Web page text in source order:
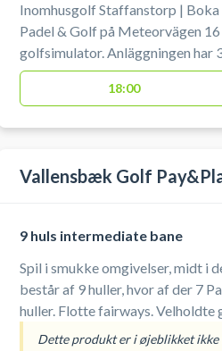
Inomhusgolf Staffanstorp |
Padel & Golf på Meteorvägen
golfsimulator. Anläggningen har
gratis parkering.
18:00
Vallensbæk Golf
9 huls intermediate bane
Spil i smukke omgivelser, midt i den
består af 9 huller, hvor af der 7
huller. Flotte fairways. Velholdte greens og tees.
Udfordringer for alle, uanset
Dette produkt er i øjeblikket